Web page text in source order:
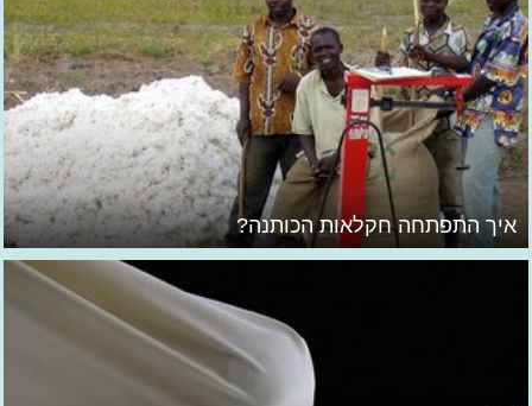
איך התפתחה חקלאות הכותנה?